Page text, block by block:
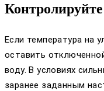
Если температура на
оставить
воду. В условиях
заранее заданным